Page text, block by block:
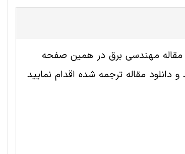
است. ترجمه چکیده این مقاله مهندسی برق در همین صفحه
مقاله ترجمه شده اقدام نمایید